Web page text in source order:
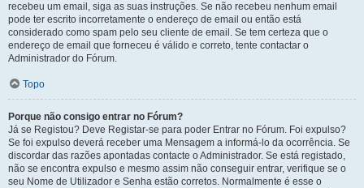
recebeu um email, siga as suas instruções. Se não recebeu nenhum email
pode ter escrito incorretamente o endereço de email ou então está
considerado como spam pelo seu cliente de email. Se tem certeza que o
endereço de email que forneceu é válido e correto, tente contactar o
Administrador do Fórum.
Topo
Porque não consigo entrar no Fórum?
Já se Registou? Deve Registar-se para poder Entrar no Fórum. Foi expulso?
Se foi expulso deverá receber uma Mensagem a informá-lo da ocorrência. Se
discordar das razões apontadas contacte o Administrador. Se está registado,
não se encontra expulso e mesmo assim não conseguir entrar, verifique se o
seu Nome de Utilizador e Senha estão corretos. Normalmente é esse o